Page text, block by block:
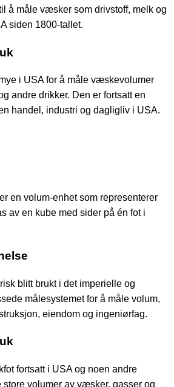
å måle væsker som drivstoff, melk og
siden 1800-tallet.
i USA for å måle væskevolumer
andre drikker. Den er fortsatt en
handel, industri og dagligliv i USA.
en volum-enhet som representerer
av en kube med sider på én fot i
blitt brukt i det imperielle og
målesystemet for å måle volum,
eiendom og ingeniørfag.
fortsatt i USA og noen andre
store volumer av væsker, gasser og